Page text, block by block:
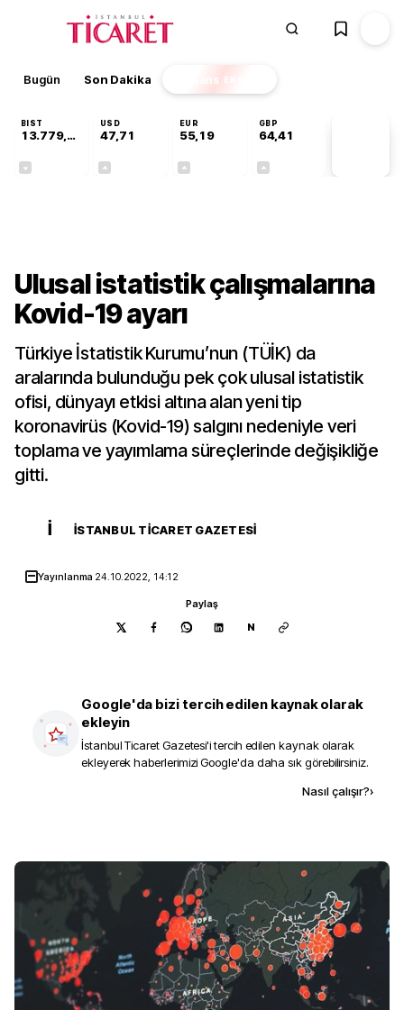
Bugün Son Dakika Finans EKSTRA
BIST
13.779,39
USD
47,71
EUR
55,19
GBP
64,41
Ulusal istatistik çalışmalarına
Kovid-19 ayarı
Türkiye İstatistik Kurumu’nun (TÜİK) da
aralarında bulunduğu pek çok ulusal istatistik
ofisi, dünyayı etkisi altına alan yeni tip
koronavirüs (Kovid-19) salgını nedeniyle veri
toplama ve yayımlama süreçlerinde değişikliğe
gitti.
İ İSTANBUL TICARET GAZETESI
Yayınlanma 24.10.2022, 14:12
Paylaş
N
Google'da bizi tercih edilen kaynak olarak
ekleyin
İstanbul Ticaret Gazetesi'i tercih edilen kaynak olarak
ekleyerek haberlerimizi Google'da daha sık görebilirsiniz.
Nasıl çalışır?›